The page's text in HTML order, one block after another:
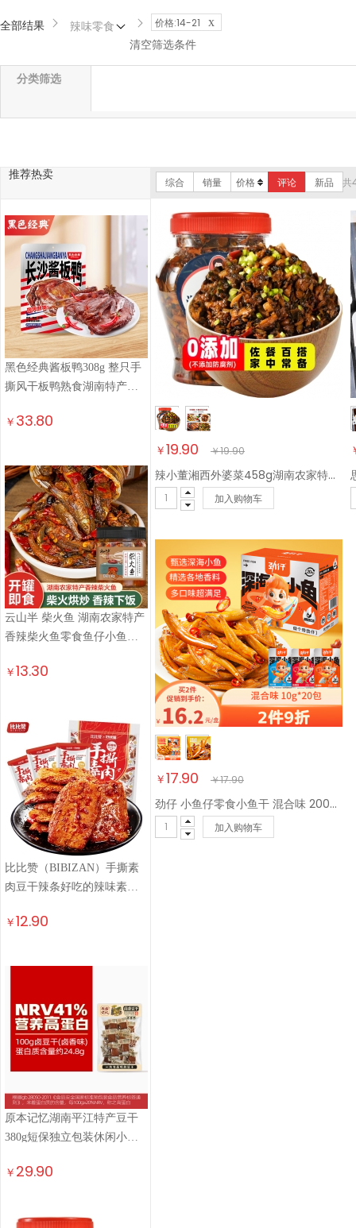
全部结果 辣味零食 价格:14-21 x
清空筛选条件
分类筛选
推荐热卖
黑色经典酱板鸭308g 整只手
撕风干板鸭熟食湖南特产卤
￥ 33.80
云山半 柴火鱼 湖南农家特产
香辣柴火鱼零食鱼仔小鱼干
￥13.30
比比赞（BIBIZAN）手撕素
肉豆干辣条好吃的辣味素肉
【香辣味】240g
￥12.90
原本记忆湖南平江特产豆干
380g短保独立包装休闲小零
￥ 29.90
综合 销量 价格 评论 新品 共
￥19.90 ￥19.90
辣小董湘西外婆菜458g湖南农家特产下饭菜榨菜香辣酱腌菜咸菜萝卜干早餐
加入购物车
￥17.90 ￥17.90
劲仔 小鱼仔零食小鱼干 混合味 200g/盒 20包
加入购物车